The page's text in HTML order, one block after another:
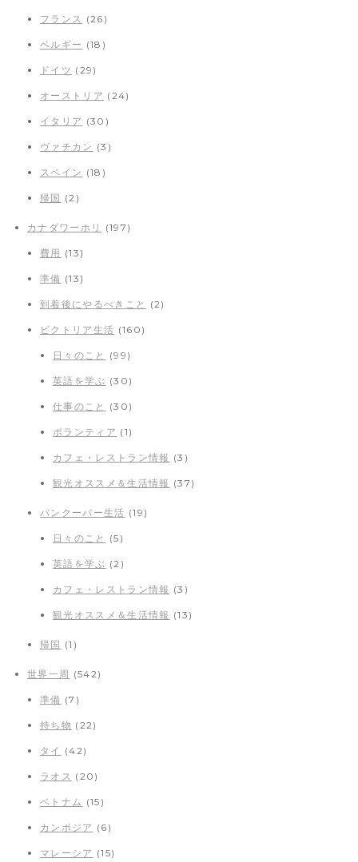
フランス (26)
ベルギー (18)
ドイツ (29)
オーストリア (24)
イタリア (30)
ヴァチカン (3)
スペイン (18)
帰国 (2)
カナダワーホリ (197)
費用 (13)
準備 (13)
到着後にやるべきこと (2)
ビクトリア生活 (160)
日々のこと (99)
英語を学ぶ (30)
仕事のこと (30)
ボランティア (1)
カフェ・レストラン情報 (3)
観光オススメ＆生活情報 (37)
バンクーバー生活 (19)
日々のこと (5)
英語を学ぶ (2)
カフェ・レストラン情報 (3)
観光オススメ＆生活情報 (13)
帰国 (1)
世界一周 (542)
準備 (7)
持ち物 (22)
タイ (42)
ラオス (20)
ベトナム (15)
カンボジア (6)
マレーシア (15)